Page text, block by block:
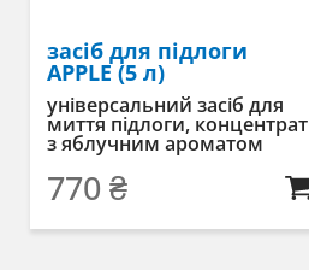
засіб для підлоги
APPLE (5 л)
універсальний засіб для
миття підлоги, концентрат
з яблучним ароматом
770 ₴